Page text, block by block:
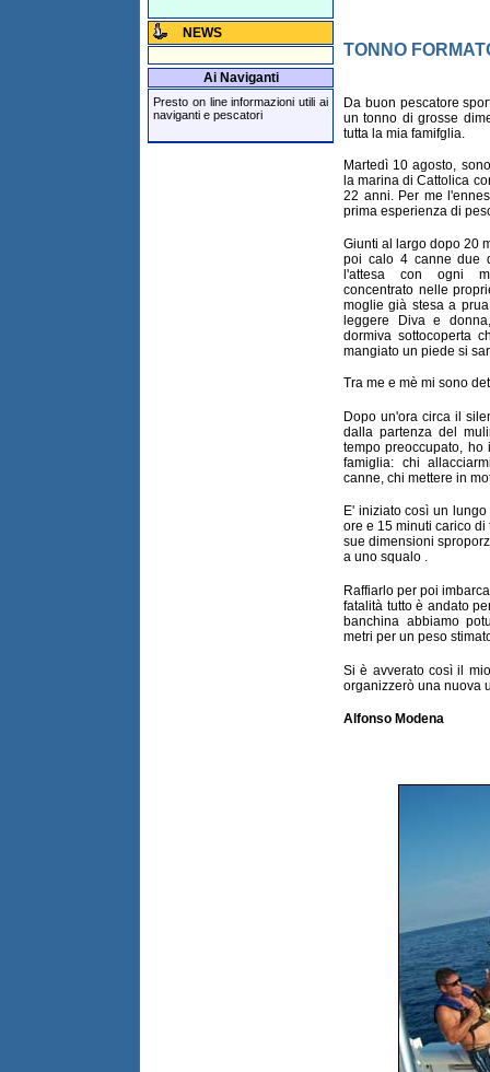
NEWS
Ai Naviganti
Presto on line informazioni utili ai
naviganti e pescatori
TONNO
Da buon pescatore
un tonno di grosse
tutta la mia famifglia.
Martedì 10 agosto,
la marina di Cattolica
22 anni. Per me
prima esperienza di
Giunti al largo dopo 20
poi calo 4 canne due
l'attesa con ogni
concentrato nelle
moglie già stesa a
leggere Diva e
dormiva sottocoperta
mangiato un piede si
Tra me e mè mi sono
Dopo un'ora circa il
dalla partenza del
tempo preoccupato,
famiglia: chi
canne, chi mettere in
E' iniziato così un
ore e 15 minuti carico
sue dimensioni
a uno squalo .
Raffiarlo per poi
fatalità tutto è andato
banchina abbiamo
metri per un peso
Si è avverato così il
organizzerò una nuova
Alfonso Modena